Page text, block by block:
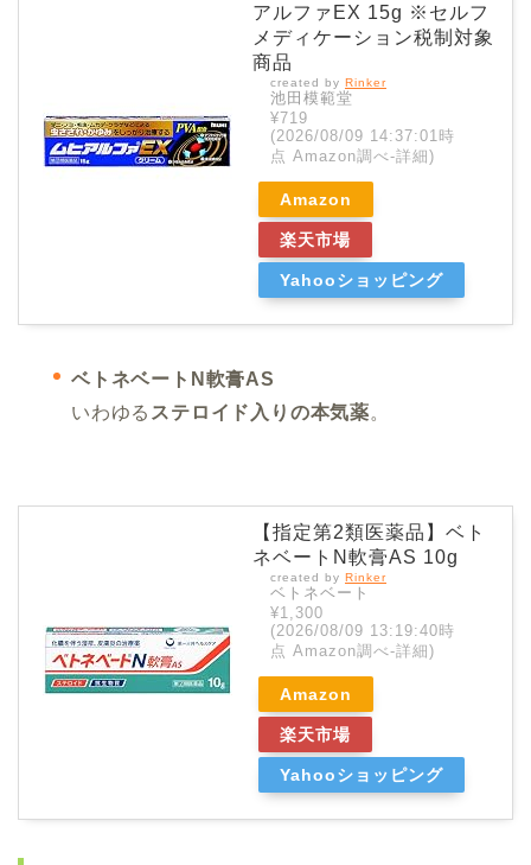
アルファEX 15g ※セルフ
メディケーション税制対象
商品
created by Rinker
池田模範堂
¥719
(2026/08/09 14:37:01時
点 Amazon調べ-詳細)
Amazon
楽天市場
Yahooショッピング
ベトネベートN軟膏AS
いわゆる ステロイド入りの本気薬。
【指定第2類医薬品】ベト
ネベートN軟膏AS 10g
created by Rinker
ベトネベート
¥1,300
(2026/08/09 13:19:40時
点 Amazon調べ-詳細)
Amazon
楽天市場
Yahooショッピング